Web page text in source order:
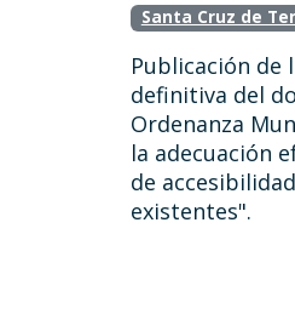
Santa Cruz de
Publicación de
definitiva del
Ordenanza
la adecuación
de
existentes".